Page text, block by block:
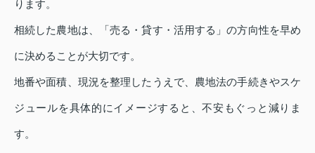
ります。
相続した農地は、「売る・貸す・活用する」の方向性を早め
に決めることが大切です。
地番や面積、現況を整理したうえで、農地法の手続きやスケ
ジュールを具体的にイメージすると、不安もぐっと減りま
す。